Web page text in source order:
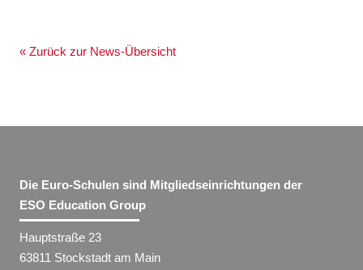
« Zurück zur News-Übersicht
Die Euro-Schulen sind Mitgliedseinrichtungen der
ESO Education Group
Hauptstraße 23
63811 Stockstadt am Main